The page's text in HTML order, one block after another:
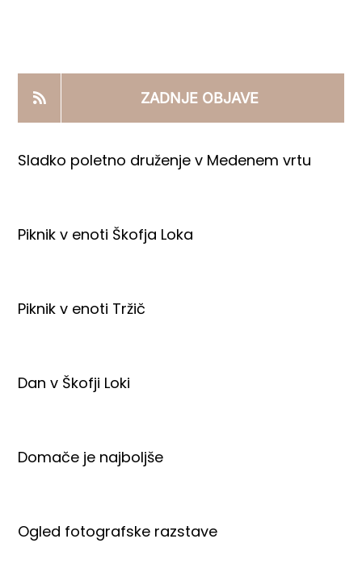
PRODAJNI IZDELKI
AKTUALNO
ZADNJE OBJAVE
Sladko poletno druženje v Medenem vrtu
Piknik v enoti Škofja Loka
Piknik v enoti Tržič
Dan v Škofji Loki
Domače je najboljše
Ogled fotografske razstave